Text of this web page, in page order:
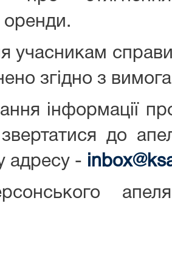
учасникам справи
згідно з
інформації
до
адресу -